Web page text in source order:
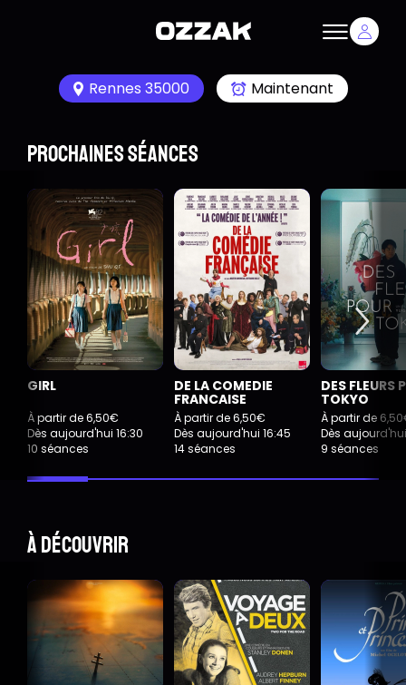
Rennes 35000 Maintenant
Prochaines séances
GIRL
À partir de 6,50€
Dès aujourd'hui 16:30
10 séances
DE LA COMEDIE
FRANCAISE
À partir de 6,50€
Dès aujourd'hui 16:45
14 séances
DES FLEURS
TOKYO
À partir de
Dès
9 séances
À découvrir